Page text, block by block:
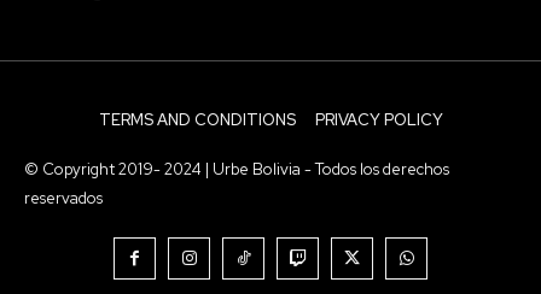
TERMS AND CONDITIONS PRIVACY POLICY
© Copyright 2019- 2024 | Urbe Bolivia - Todos los derechos
reservados